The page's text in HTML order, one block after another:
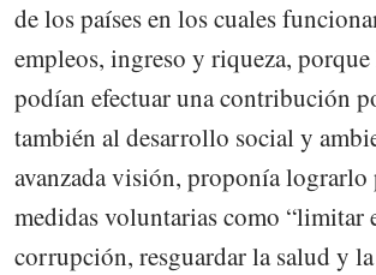
de los países en los cuales
empleos, ingreso y riqueza, porque
podían efectuar una contribución
también al desarrollo social y
avanzada visión, proponía lograrlo
medidas voluntarias como “limitar
corrupción, resguardar la salud y